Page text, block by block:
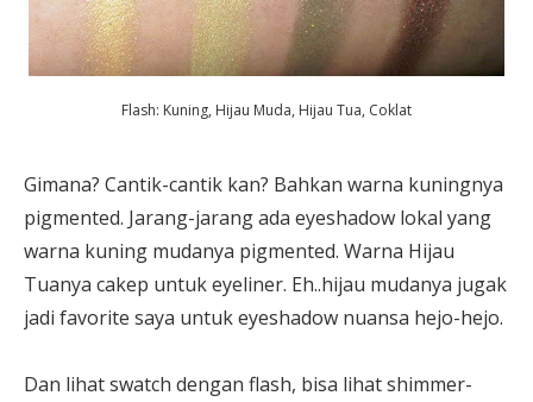
Flash: Kuning, Hijau Muda, Hijau Tua, Coklat
Gimana? Cantik-cantik kan? Bahkan warna kuningnya
pigmented. Jarang-jarang ada eyeshadow lokal yang
warna kuning mudanya pigmented. Warna Hijau
Tuanya cakep untuk eyeliner. Eh..hijau mudanya jugak
jadi favorite saya untuk eyeshadow nuansa hejo-hejo.
Dan lihat swatch dengan flash, bisa lihat shimmer-